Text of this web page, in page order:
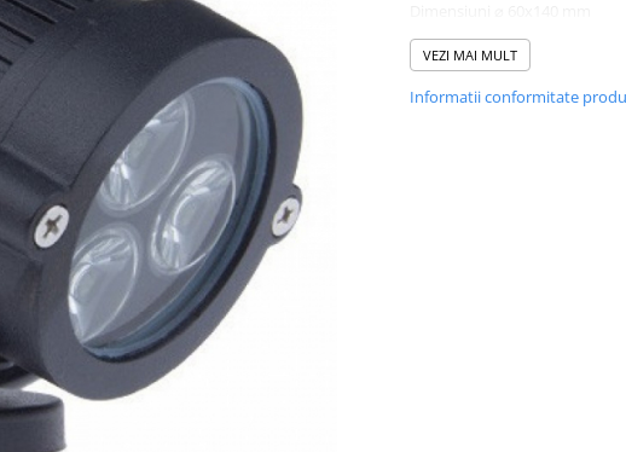
Material Plastic, Sticla
Garantie 2 ani
VEZI MAI MULT
Informatii conformitate